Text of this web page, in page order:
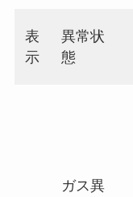
表
示
異常状
態
ガス異